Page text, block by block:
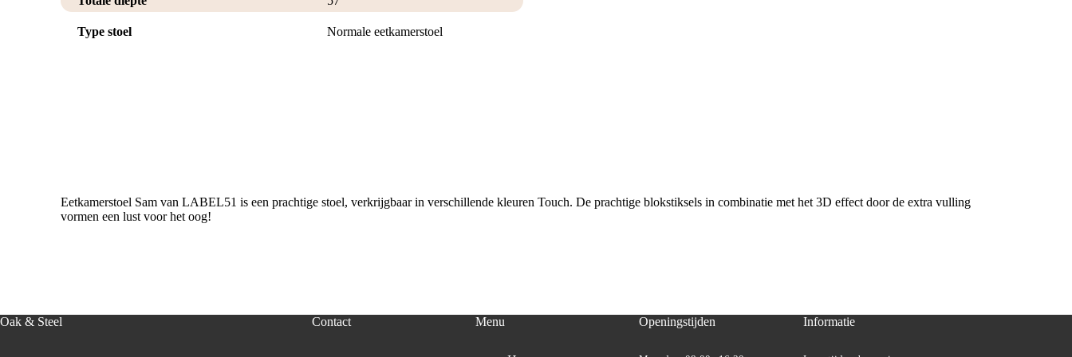
Type stoel Normale eetkamerstoel
Eetkamerstoel Sam van LABEL51 is een prachtige stoel, verkrijgbaar in verschillende kleuren Touch. De prachtige blokstiksels in combinatie met het 3D effect door de extra vulling
vormen een lust voor het oog!
Oak & Steel Contact Menu Openingstijden Informatie